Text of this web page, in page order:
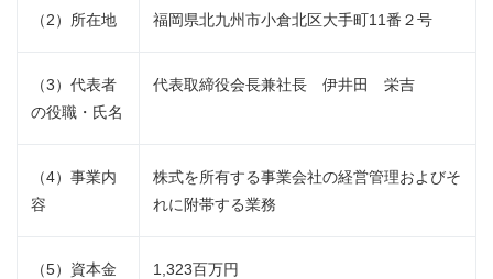
（2）所在地 福岡県北九州市小倉北区大手町11番２号
（3）代表者
の役職・氏名
代表取締役会長兼社長 伊井田 栄吉
（4）事業内
容
株式を所有する事業会社の経営管理およびそ
れに附帯する業務
（5）資本金 1,323百万円